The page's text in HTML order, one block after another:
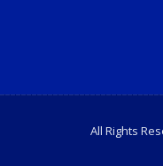
All Rights